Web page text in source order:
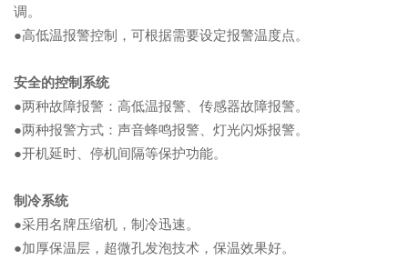
调。
●高低温报警控制，可根据需要设定报警温度点。
安全的控制系统
●两种故障报警：高低温报警、传感器故障报警。
●两种报警方式：声音蜂鸣报警、灯光闪烁报警。
●开机延时、停机间隔等保护功能。
制冷系统
●采用名牌压缩机，制冷迅速。
●加厚保温层，超微孔发泡技术，保温效果好。